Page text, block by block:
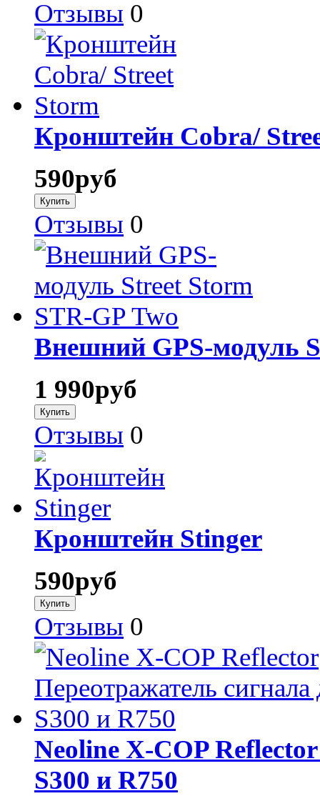
Отзывы 0
Кронштейн Cobra/
590руб
Отзывы 0
Внешний GPS-модуль
1 990руб
Отзывы 0
Кронштейн Stinger
590руб
Отзывы 0
Neoline X-COP
S300 и R750